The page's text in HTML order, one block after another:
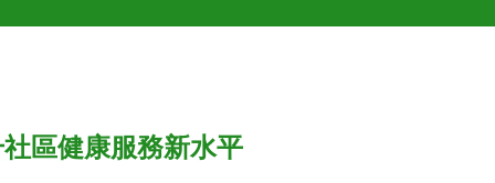
區健康服務新水平